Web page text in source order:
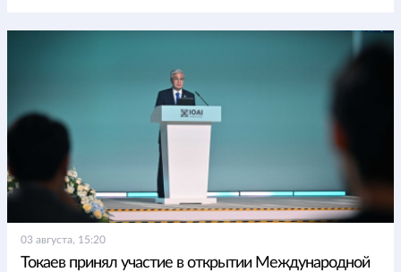
03 августа, 15:20
Токаев принял участие в открытии Международной